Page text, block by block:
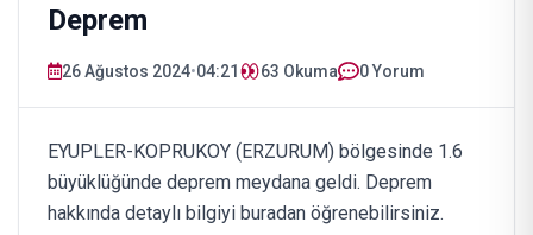
Deprem
26 Ağustos 2024•04:21 63 Okuma 0 Yorum
EYUPLER-KOPRUKOY (ERZURUM) bölgesinde 1.6
büyüklüğünde deprem meydana geldi. Deprem
hakkında detaylı bilgiyi buradan öğrenebilirsiniz.